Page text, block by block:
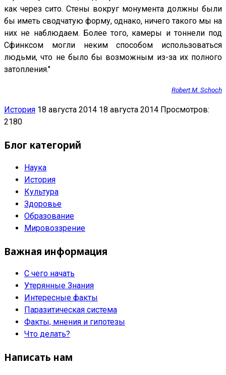
как через сито. Стены вокруг монумента должны были
бы иметь сводчатую форму, однако, ничего такого мы на
них не наблюдаем. Более того, камеры и тоннели под
Сфинксом могли неким способом использоваться
людьми, что не было бы возможным из-за их полного
затопления."
Robert M. Schoch
История 18 августа 2014 18 августа 2014 Просмотров:
2180
Блог категорий
Наука
История
Культура
Здоровье
Образование
Мировоззрение
Важная информация
С чего начать
Утерянные Знания
Интересные факты
Паразитическая система
Факты, мнения и гипотезы
Что делать?
Написать нам